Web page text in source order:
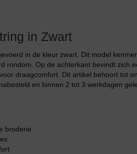
in Zwart
in de kleur zwart. Dit model
rondom. Op de achterkant bevindt zich
draagcomfort. Dit artikel behoort tot
en binnen 2 tot 3 werkdagen
broderie